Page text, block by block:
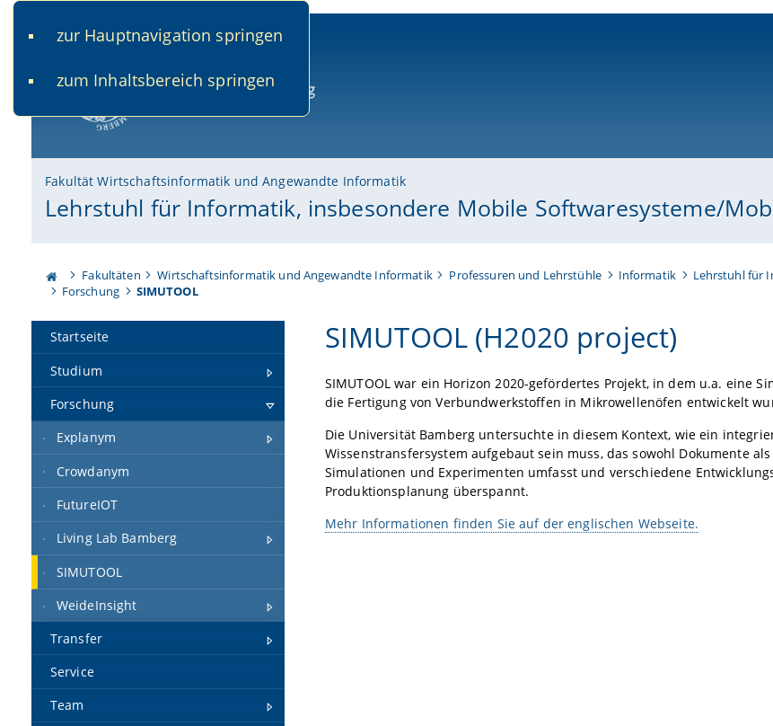
zur Hauptnavigation springen
zum Inhaltsbereich springen
Fakultät Wirtschaftsinformatik und Angewandte Informatik
Lehrstuhl für Informatik, insbesondere Mobile Softwaresysteme/
Fakultäten Wirtschaftsinformatik und Angewandte Informatik Professuren und Lehrstühle Informatik
Lehrstuhl für
Forschung
SIMUTOOL
Startseite
Studium
Forschung
Explanym
Crowdanym
FutureIOT
Living Lab Bamberg
SIMUTOOL
WeideInsight
Transfer
Service
Team
SIMUTOOL (H2020 project)
SIMUTOOL war ein Horizon 2020-gefördertes Projekt, in dem u.a. eine
die Fertigung von Verbundwerkstoffen in Mikrowellenöfen entwickelt
Die Universität Bamberg untersuchte in diesem Kontext, wie ein
Wissenstransfersystem aufgebaut sein muss, das sowohl Dokumente
Simulationen und Experimenten umfasst und verschiedene
Produktionsplanung überspannt.
Mehr Informationen finden Sie auf der englischen Webseite.